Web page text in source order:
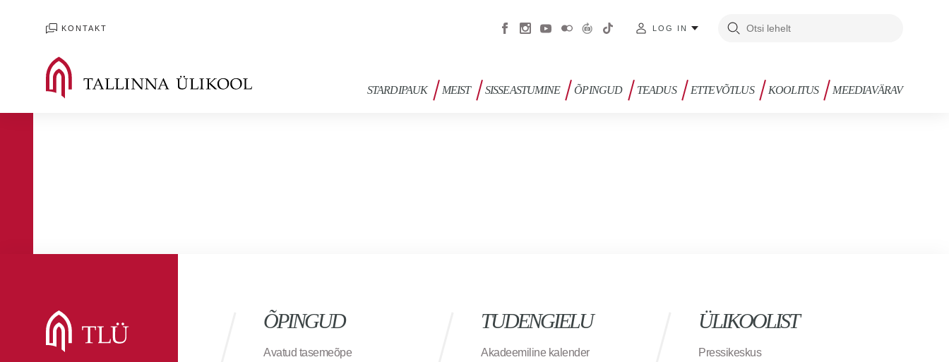
KONTAKT LOG IN
STARDIPAUK MEIST SISSEASTUMINE ÕPINGUD TEADUS ETTEVÕTLUS KOOLITUS MEEDIAVÄRAV
ÕPINGUD
Avatud tasemeõpe
TUDENGIELU
Akadeemiline kalender
ÜLIKOOLIST
Pressikeskus